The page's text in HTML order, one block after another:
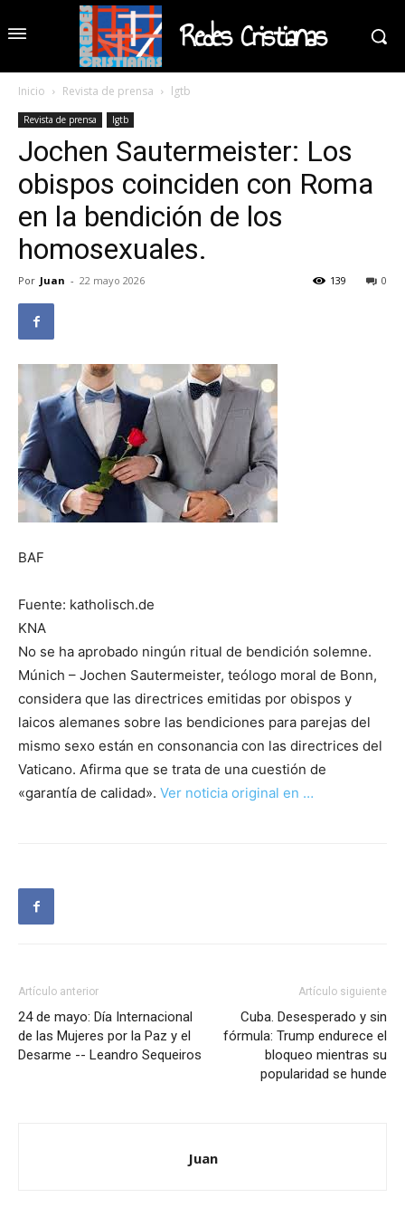
Redes Cristianas
Inicio Revista de prensa lgtb
Revista de prensa lgtb
Jochen Sautermeister: Los
obispos coinciden con Roma
en la bendición de los
homosexuales.
Por Juan - 22 mayo 2026 0
139
BAF
Fuente: katholisch.de
KNA
No se ha aprobado ningún ritual de bendición solemne.
Múnich – Jochen Sautermeister, teólogo moral de Bonn,
considera que las directrices emitidas por obispos y
laicos alemanes sobre las bendiciones para parejas del
mismo sexo están en consonancia con las directrices del
Vaticano. Afirma que se trata de una cuestión de
«garantía de calidad». Ver noticia original en …
Artículo anterior
24 de mayo: Día Internacional
de las Mujeres por la Paz y el
Desarme -- Leandro Sequeiros
Artículo siguiente
Cuba. Desesperado y sin
fórmula: Trump endurece el
bloqueo mientras su
popularidad se hunde
Juan